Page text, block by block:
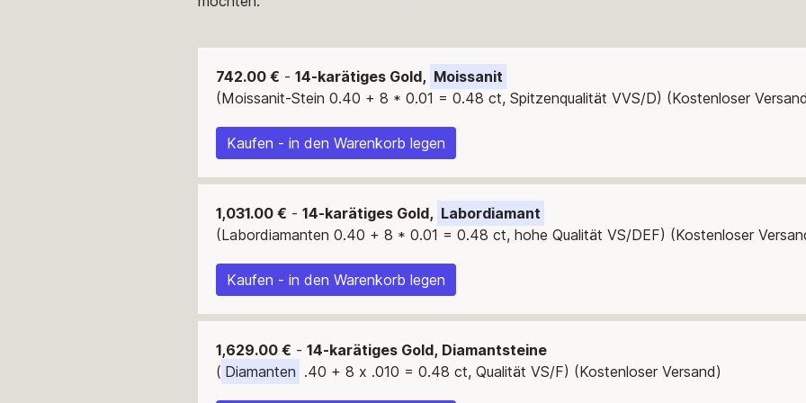
742.00 € - 14-karätiges Gold, Moissanit
(Moissanit-Stein 0.40 + 8 * 0.01 = 0.48 ct, Spitzenqualität VVS/D) (Kostenloser
Kaufen - in den Warenkorb legen
1,031.00 € - 14-karätiges Gold, Labordiamant
(Labordiamanten 0.40 + 8 * 0.01 = 0.48 ct, hohe Qualität VS/DEF) (Kostenloser
Kaufen - in den Warenkorb legen
1,629.00 € - 14-karätiges Gold, Diamantsteine
( Diamanten .40 + 8 x .010 = 0.48 ct, Qualität VS/F) (Kostenloser Versand)